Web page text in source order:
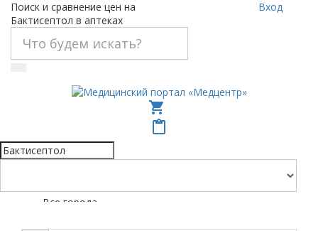
Поиск и сравнение цен на
Бактисептол в аптеках
Вход
shopping_cart
content_paste
Все города